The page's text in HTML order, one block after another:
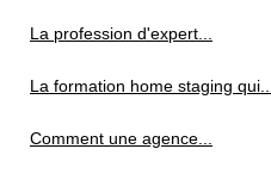
La profession d'expert...
La formation home staging qui...
Comment une agence...